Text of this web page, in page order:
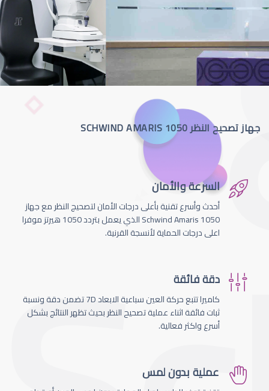
جهاز تصحيح النظر SCHWIND AMARIS 1050
السرعة والأمان
أحدث وأسرع تقنية بأعلى درجات الأمان لتصحيج النظر مع جهاز
Schwind Amaris 1050 الذي يعمل بتردد 1050 هيرتز موفرا
اعلى درجات الحماية لأنسجة القرنية.
دقة فائقة
كاميرا تتبع حركة العين سباعية الابعاد 7D تضمن دقة ونسبة
ثبات فائقة اثناء عملية تصحيح النظر بحيث تظهر النتائج بشكل
أسرع واكثر فعالية.
عملية بدون لمس